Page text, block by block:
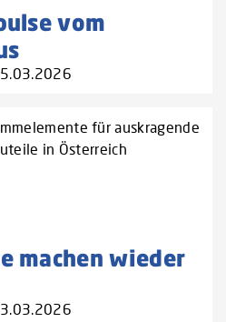
vom
für auskragende
in Österreich
machen wieder